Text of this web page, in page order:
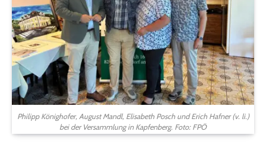
Philipp Könighofer, August Mandl, Elisabeth Posch und Erich Hafner (v. li.)
bei der Versammlung in Kapfenberg. Foto: FPÖ